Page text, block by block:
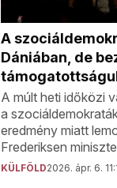
A
Dániában, de
A múlt heti időközi
a
eredmény miatt
Frederiksen
KÜLFÖLD2026. ápr. 6.